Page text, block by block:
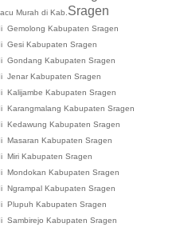
Murah di Kab.Sragen
Gemolong Kabupaten Sragen
Gesi Kabupaten Sragen
Gondang Kabupaten Sragen
Jenar Kabupaten Sragen
Kalijambe Kabupaten Sragen
Karangmalang Kabupaten Sragen
Kedawung Kabupaten Sragen
Masaran Kabupaten Sragen
Miri Kabupaten Sragen
Mondokan Kabupaten Sragen
Ngrampal Kabupaten Sragen
Plupuh Kabupaten Sragen
Sambirejo Kabupaten Sragen